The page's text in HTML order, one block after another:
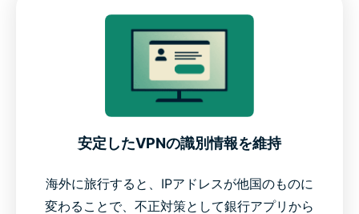
リスクなしで専用IP付きのExpressVPNをお試しくだ
ExpressVPNの専用IPが選ばれる理由
安定したVPNの識別情報を維持
海外に旅行すると、IPアドレスが他国のものに
変わることで、不正対策として銀行アプリから